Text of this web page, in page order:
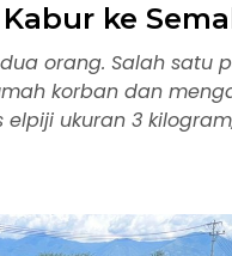
ke
orang. Salah satu
korban dan
ukuran 3